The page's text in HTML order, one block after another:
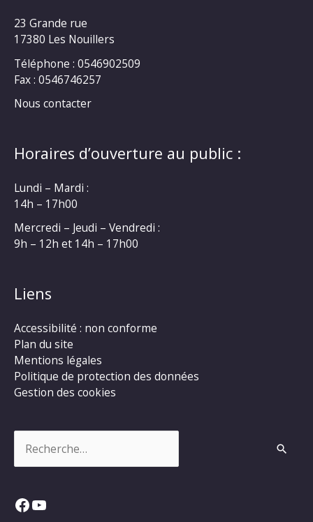
23 Grande rue
17380 Les Nouillers
Téléphone : 0546902509
Fax : 0546746257
Nous contacter
Horaires d’ouverture au public :
Lundi – Mardi :
14h – 17h00
Mercredi – Jeudi – Vendredi :
9h – 12h et 14h – 17h00
Liens
Accessibilité : non conforme
Plan du site
Mentions légales
Politique de protection des données
Gestion des cookies
Facebook
YouTube